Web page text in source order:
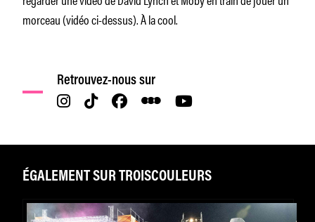
morceau (vidéo ci-dessus). À la cool.
Retrouvez-nous sur
ÉGALEMENT SUR TROISCOULEURS